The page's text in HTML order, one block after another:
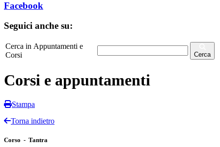
Facebook
Seguici anche su:
Cerca in Appuntamenti e
Corsi
Cerca
Corsi e appuntamenti
Stampa
Torna indietro
Corso - Tantra